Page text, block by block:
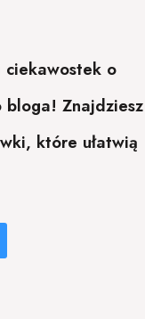
ciekawostek o
bloga! Znajdziesz
które ułatwią